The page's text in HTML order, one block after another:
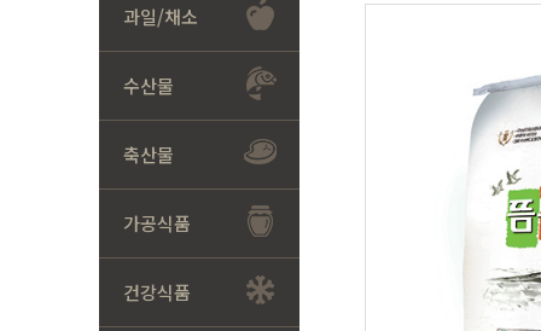
과일/채소
수산물
축산물
가공식품
건강식품